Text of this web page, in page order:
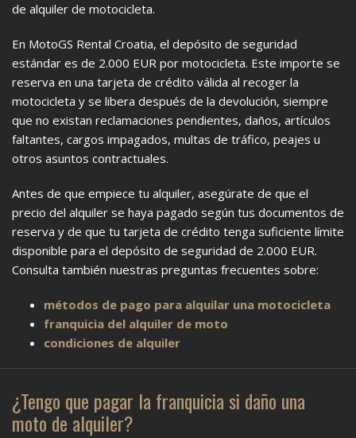
de alquiler de motocicleta.
En MotoGS Rental Croatia, el depósito de seguridad
estándar es de 2.000 EUR por motocicleta. Este importe se
reserva en una tarjeta de crédito válida al recoger la
motocicleta y se libera después de la devolución, siempre
que no existan reclamaciones pendientes, daños, artículos
faltantes, cargos impagados, multas de tráfico, peajes u
otros asuntos contractuales.
Antes de que empiece tu alquiler, asegúrate de que el
precio del alquiler se haya pagado según tus documentos de
reserva y de que tu tarjeta de crédito tenga suficiente límite
disponible para el depósito de seguridad de 2.000 EUR.
Consulta también nuestras preguntas frecuentes sobre:
métodos de pago para alquilar una motocicleta
franquicia del alquiler de moto
condiciones de alquiler
¿Tengo que pagar la franquicia si daño una
moto de alquiler?